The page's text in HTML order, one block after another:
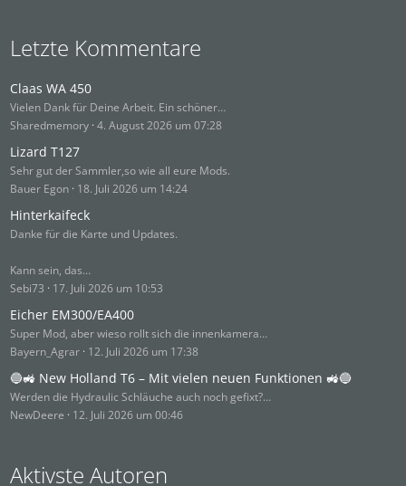
Letzte Kommentare
Claas WA 450
Vielen Dank für Deine Arbeit. Ein schöner…
Sharedmemory 4. August 2026 um 07:28
Lizard T127
Sehr gut der Sammler,so wie all eure Mods.
Bauer Egon 18. Juli 2026 um 14:24
Hinterkaifeck
Danke für die Karte und Updates.
Kann sein, das…
Sebi73
17. Juli 2026 um 10:53
Eicher EM300/EA400
Super Mod, aber wieso rollt sich die innenkamera…
Bayern_Agrar 12. Juli 2026 um 17:38
🔵🚜 New Holland T6 – Mit vielen neuen Funktionen 🚜🔵
Werden die Hydraulic Schläuche auch noch gefixt?…
NewDeere
12. Juli 2026 um 00:46
Aktivste Autoren